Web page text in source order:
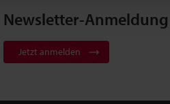
Newsletter-Anmeldung
Jetzt anmelden